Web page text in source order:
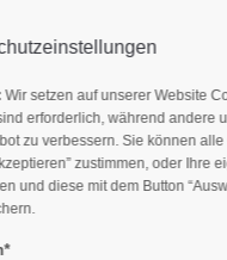
Wir setzen auf unserer Website
erforderlich, während andere
zu verbessern. Sie können
zustimmen, oder Ihre
und diese mit dem Button